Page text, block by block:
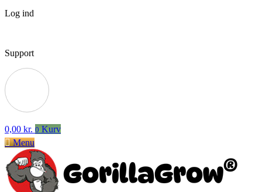
Log ind
Support
0,00 kr. 0 Kurv
Menu